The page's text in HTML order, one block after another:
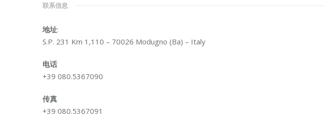
联系信息
地址:
S.P. 231 Km 1,110 – 70026 Modugno (Ba) – Italy
电话
+39 080.5367090
传真
+39 080.5367091